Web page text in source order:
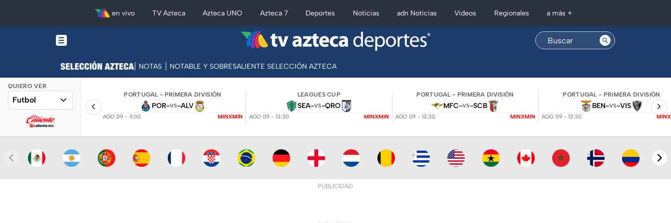
en vivo TV Azteca Azteca UNO Azteca 7 Deportes Noticias adn Noticias Videos Regionales a más +
NOTAS NOTABLE Y SOBRESALIENTE SELECCIÓN AZTECA
QUIERO VER
Futbol
PORTUGAL - PRIMERA DIVISIÓN
POR-VS-ALV
AGO 09 - 11:00 MINXMIN
LEAGUES CUP
SEA-VS-QRO
AGO 09 - 13:30 MINXMIN
PORTUGAL - PRIMERA DIVISIÓN
MFC-VS-SCB
AGO 09 - 13:30 MINXMIN
PORTUGAL - PRIMERA DIVISIÓN
BEN-VS-VIS
AGO 09 - 13:30
PUBLICIDAD